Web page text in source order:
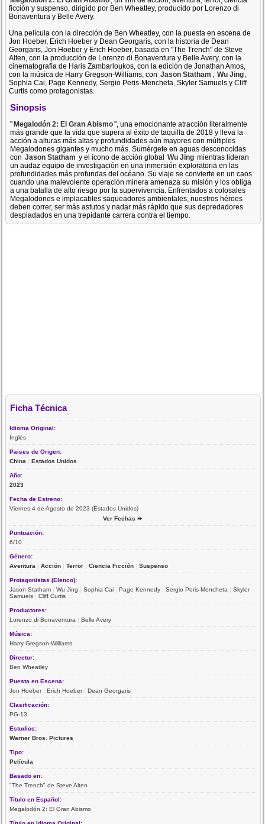
ficción y suspenso, dirigido por Ben Wheatley, producido por Lorenzo di
Bonaventura y Belle Avery.
Una película con la dirección de Ben Wheatley, con la puesta en escena de
Jon Hoeber, Erich Hoeber y Dean Georgaris, con la historia de Dean
Georgaris, Jon Hoeber y Erich Hoeber, basada en "The Trench" de Steve
Alten, con la producción de Lorenzo di Bonaventura y Belle Avery, con la
cinematografía de Haris Zambarloukos, con la edición de Jonathan Amos,
con la música de Harry Gregson-Williams, con Jason Statham , Wu Jing ,
Sophia Cai, Page Kennedy, Sergio Peris-Mencheta, Skyler Samuels y Cliff
Curtis como protagonistas.
Sinopsis
"Megalodón 2: El Gran Abismo", una emocionante atracción literalmente
más grande que la vida que supera al éxito de taquilla de 2018 y lleva la
acción a alturas más altas y profundidades aún mayores con múltiples
Megalodones gigantes y mucho más. Sumérgete en aguas desconocidas
con Jason Statham y el ícono de acción global Wu Jing mientras lideran
un audaz equipo de investigación en una inmersión exploratoria en las
profundidades más profundas del océano. Su viaje se convierte en un caos
cuando una malevolente operación minera amenaza su misión y los obliga
a una batalla de alto riesgo por la supervivencia. Enfrentados a colosales
Megalodones e implacables saqueadores ambientales, nuestros héroes
deben correr, ser más astutos y nadar más rápido que sus depredadores
despiadados en una trepidante carrera contra el tiempo.
Ficha Técnica
Idioma Original:
Inglés
Paises de Origen:
China |Estados Unidos
Año:
2023
Fecha de Estreno:
Viernes 4 de Agosto de 2023 (Estados Unidos)
Ver Fechas ➨
Puntuación:
6/10
Género:
Aventura |Acción |Terror |Ciencia Ficción |Suspenso
Protagonistas (Elenco):
Jason Statham |Wu Jing |Sophia Cai |Page Kennedy |Sergio Peris-Mencheta |Skyler
Samuels |Cliff Curtis
Productores:
Lorenzo di Bonaventura |Belle Avery
Música:
Harry Gregson-Williams
Director:
Ben Wheatley
Puesta en Escena:
Jon Hoeber|Erich Hoeber|Dean Georgaris
Clasificación:
PG-13
Estudios:
Warner Bros. Pictures
Tipo:
Película
Basado en:
"The Trench" de Steve Alten
Título en Español:
Megalodón 2: El Gran Abismo